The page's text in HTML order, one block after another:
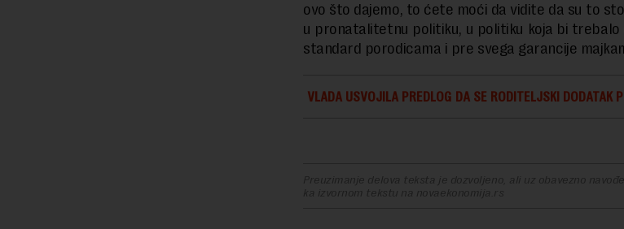
ovo što dajemo, to ćete moći da vidite da su to
u pronatalitetnu politiku, u politiku koja bi trebalo
standard porodicama i pre svega garancije
VLADA USVOJILA PREDLOG DA SE RODITELJSKI
Preuzimanje delova teksta je dozvoljeno, ali uz obavezno
ka izvornom tekstu na novaekonomija.rs